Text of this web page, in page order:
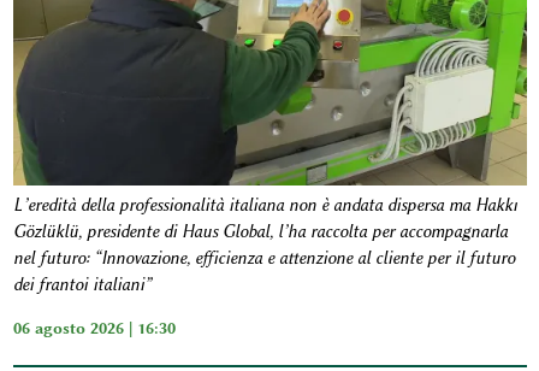
L’eredità della professionalità italiana non è andata dispersa ma Hakkı
Gözlüklü, presidente di Haus Global, l’ha raccolta per accompagnarla
nel futuro: “Innovazione, efficienza e attenzione al cliente per il futuro
dei frantoi italiani”
06 agosto 2026 | 16:30